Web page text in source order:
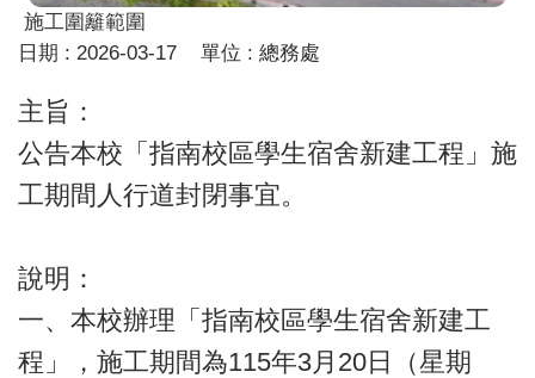
施工圍籬範圍
日期 : 2026-03-17 單位 : 總務處
主旨：
公告本校「指南校區學生宿舍新建工程」施
工期間人行道封閉事宜。
說明：
一、本校辦理「指南校區學生宿舍新建工
程」，施工期間為115年3月20日（星期